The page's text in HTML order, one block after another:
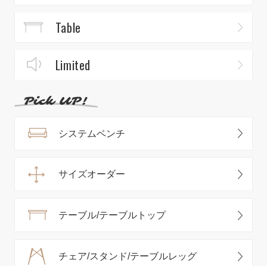
Table
Limited
システムベンチ
サイズオーダー
テーブル/テーブルトップ
チェア/スタンド/テーブルレッグ